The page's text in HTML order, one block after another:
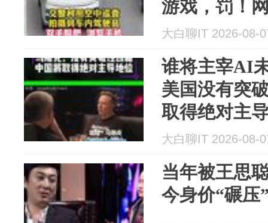
游戏，罚！
了
大白聊IT 2026-08-
谁将主宰AI
美国没有突
取得绝对主
说你会主宰
大白聊IT 2026-08-
当年被王思
今身价“碾压